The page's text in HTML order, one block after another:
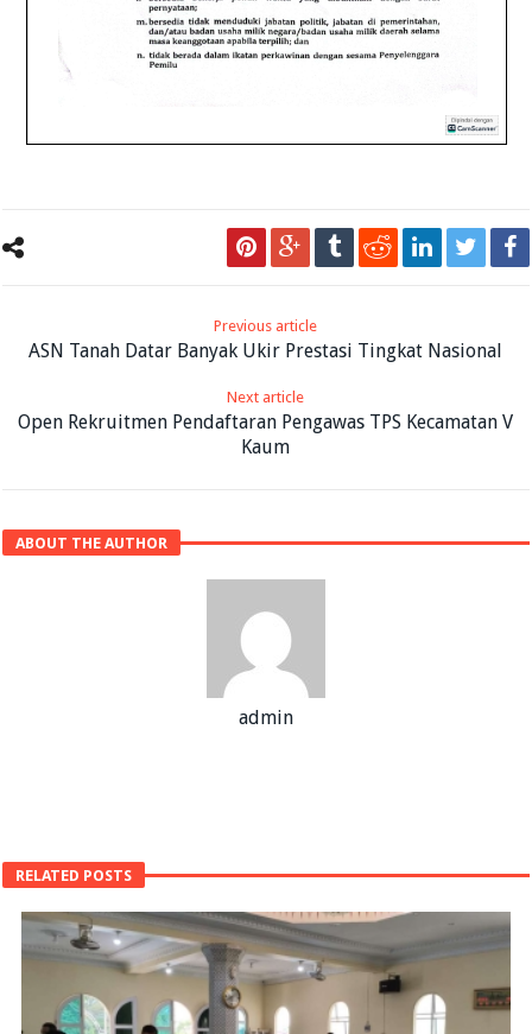
Previous article
ASN Tanah Datar Banyak Ukir Prestasi Tingkat Nasional
Next article
Open Rekruitmen Pendaftaran Pengawas TPS Kecamatan V
Kaum
ABOUT THE AUTHOR
admin
RELATED POSTS